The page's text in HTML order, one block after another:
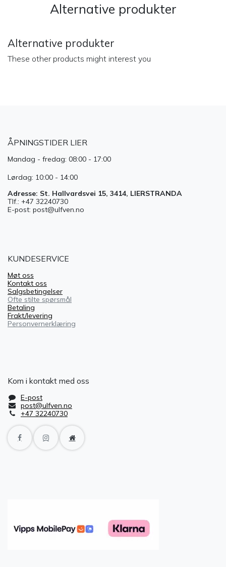
Alternative produkter
Alternative produkter
These other products might interest you
ÅPNINGSTIDER LIER
Mandag - fredag: 08:00 - 17:00
Lørdag: 10:00 - 14:00
Adresse: St. Hallvardsvei 15, 3414, LIERSTRANDA
Tlf.: +47 32240730
E-post: post@ulfven.no
KUNDESERVICE
Møt oss
Kontakt oss
Salgsbetingelser
Ofte stilte spørsmål
Betaling
Frakt/levering
Personvernerklæring
Kom i kontakt med oss
E-post
post@ulfven.no
+47 32240730